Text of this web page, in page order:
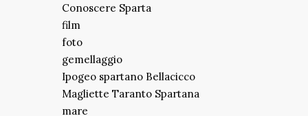
Conoscere Sparta
film
foto
gemellaggio
Ipogeo spartano Bellacicco
Magliette Taranto Spartana
mare